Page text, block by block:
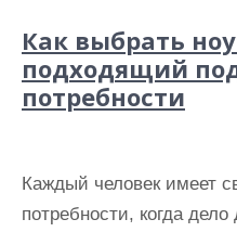
Как выбрать
подходящий
потребности
Каждый человек имеет
потребности, когда